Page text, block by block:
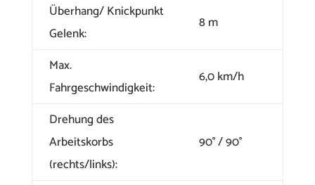
Überhang/ Knickpunkt
Gelenk:
8 m
Max.
Fahrgeschwindigkeit:
6,0 km/h
Drehung des
Arbeitskorbs
(rechts/links):
90° / 90°